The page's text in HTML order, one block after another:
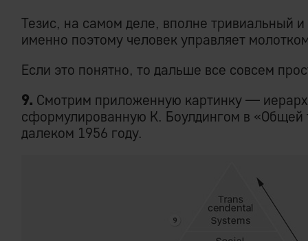
Тезис, на самом деле, вполне тривиальный
именно поэтому человек управляет
Если это понятно, то дальше все совсем
9. Смотрим приложенную картинку —
сформулированную К. Боулдингом в «Общей
далеком 1956 году.